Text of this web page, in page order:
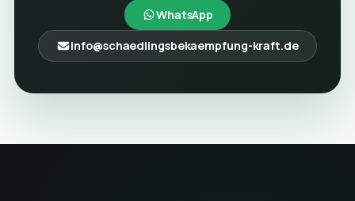
WhatsApp
info@schaedlingsbekaempfung-kraft.de